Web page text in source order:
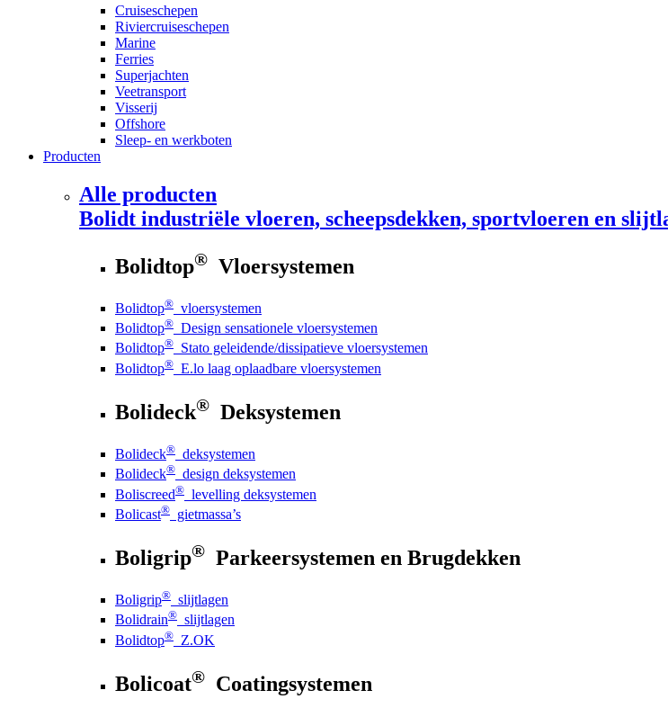
Cruiseschepen
Riviercruiseschepen
Marine
Ferries
Superjachten
Veetransport
Visserij
Offshore
Sleep- en werkboten
Producten
Alle producten
Bolidt industriële vloeren, scheepsdekken, sportvloeren en
Bolidtop® Vloersystemen
Bolidtop® vloersystemen
Bolidtop® Design sensationele vloersystemen
Bolidtop® Stato geleidende/dissipatieve vloersystemen
Bolidtop® E.lo laag oplaadbare vloersystemen
Bolideck® Deksystemen
Bolideck® deksystemen
Bolideck® design deksystemen
Boliscreed® levelling deksystemen
Bolicast® gietmassa’s
Boligrip® Parkeersystemen en Brugdekken
Boligrip® slijtlagen
Bolidrain® slijtlagen
Bolidtop® Z.OK
Bolicoat® Coatingsystemen